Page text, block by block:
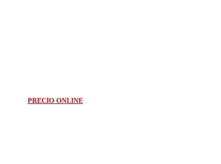
PRECIO ONLINE